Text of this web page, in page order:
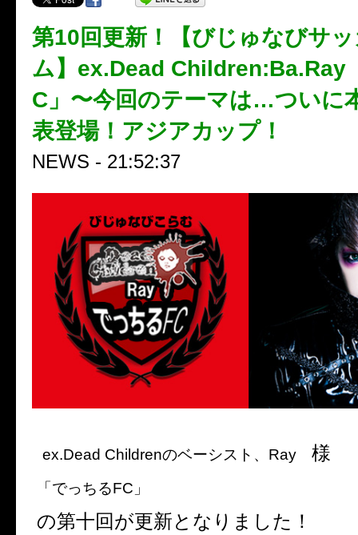
第10回更新！【びじゅなびサ
ム】ex.Dead Children:Ba.Ray
C」〜今回のテーマは…ついに
表登場！アジアカップ！
NEWS - 21:52:37
ex.Dead Childrenのベーシスト、Ray 様
「でっちるFC」
の第十回が更新となりました！